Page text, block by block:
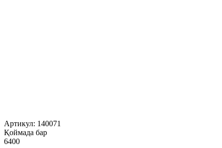
Артикул: 140071
Қоймада бар
6400